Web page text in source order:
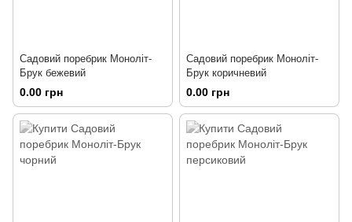
Садовий поребрик Моноліт-
Брук бежевий
0.00 грн
Садовий поребрик Моноліт-
Брук коричневий
0.00 грн